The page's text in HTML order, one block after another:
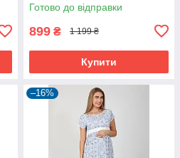
Готово до відправки
899 ₴ 1 199 ₴
Купити
–16%